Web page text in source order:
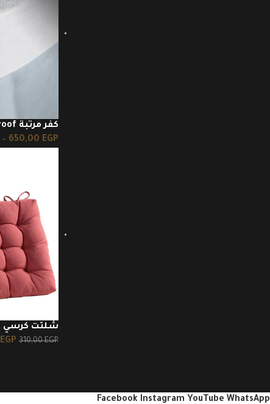
كفر مرتبة waterproof
650,00 EGP
–
شلتت كرسي
310,00EGP
EGP
Facebook Instagram YouTube WhatsApp